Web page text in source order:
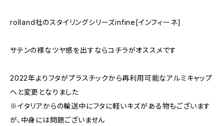
rolland社のスタイリングシリーズinfine[インフィーネ]
サテンの様なツヤ感を出すならコチラがオススメです
2022年よりフタがプラスチックから再利用可能なアルミキャップ
へと変更となりました
※イタリアからの輸送中にフタに軽いキズがある物もございます
が、中身には問題ございません